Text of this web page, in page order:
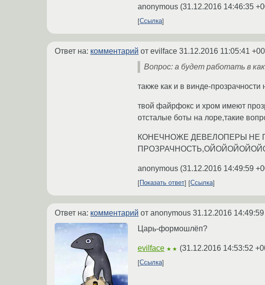
anonymous (31.12.2016 14:46:35
Ссылка
Ответ на: комментарий от evilface 31.12.2016 11:05:41
Вопрос: а будет работать в
также как и в винде-прозрачности
твой файрфокс и хром имеют
отсталые боты на лоре,такие
КОНЕЧНОЖЕ ДЕВЕЛОПЕРЫ НЕ
anonymous (31.12.2016 14:49:59
Показать ответ Ссылка
Ответ на: комментарий от anonymous 31.12.2016
Царь-формошлёп?
evilface ★★ (31.12.2016 14:53:52
Ссылка